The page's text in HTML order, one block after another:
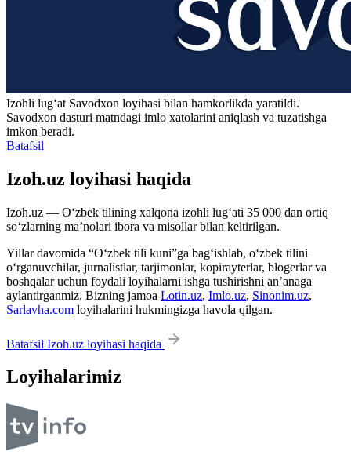
Izohli lugʻat Savodxon loyihasi bilan hamkorlikda yaratildi.
Savodxon dasturi matndagi imlo xatolarini aniqlash va tuzatishga
imkon beradi.
Batafsil
Izoh.uz loyihasi haqida
Izoh.uz — O‘zbek tilining xalqona izohli lug‘ati 35 000 dan ortiq
so‘zlarning ma’nolari ibora va misollar bilan keltirilgan.
Yillar davomida “O‘zbek tili kuni”ga bag‘ishlab, o‘zbek tilini
o‘rganuvchilar, jurnalistlar, tarjimonlar, kopirayterlar, blogerlar va
boshqalar uchun foydali loyihalarni ishga tushirishni an’anaga
aylantirganmiz. Bizning jamoa Lotin.uz, Imlo.uz, Sinonim.uz,
Sarlavha.com loyihalarini hukmingizga havola qilgan.
Batafsil Izoh.uz loyihasi haqida
Loyihalarimiz